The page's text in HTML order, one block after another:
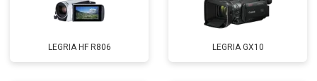
LEGRIA HF R806 LEGRIA GX10